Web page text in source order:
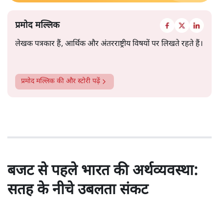
प्रमोद मल्लिक
लेखक पत्रकार हैं, आर्थिक और अंतरराष्ट्रीय विषयों पर लिखते रहते हैं।
प्रमोद मल्लिक की और स्टोरी पढ़ें
बजट से पहले भारत की अर्थव्यवस्था:
सतह के नीचे उबलता संकट